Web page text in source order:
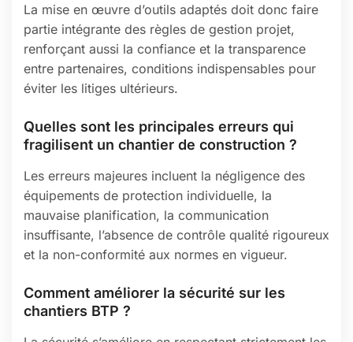
La mise en œuvre d’outils adaptés doit donc faire
partie intégrante des règles de gestion projet,
renforçant aussi la confiance et la transparence
entre partenaires, conditions indispensables pour
éviter les litiges ultérieurs.
Quelles sont les principales erreurs qui
fragilisent un chantier de construction ?
Les erreurs majeures incluent la négligence des
équipements de protection individuelle, la
mauvaise planification, la communication
insuffisante, l’absence de contrôle qualité rigoureux
et la non-conformité aux normes en vigueur.
Comment améliorer la sécurité sur les
chantiers BTP ?